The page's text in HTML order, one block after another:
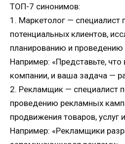
ТОП-7 синонимов:
1. Маркетолог — специалист
потенциальных клиентов,
планированию и проведению
Например: «Представьте,
компании, и ваша задача —
2. Рекламщик — специалист
проведению рекламных
продвижения товаров, услуг
Например: «Рекламщики